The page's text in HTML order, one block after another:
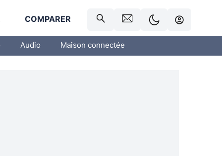
COMPARER
Audio Maison connectée